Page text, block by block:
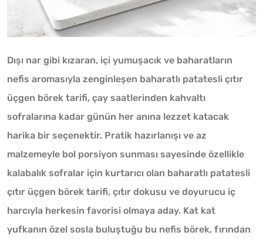
Dışı nar gibi kızaran, içi yumuşacık ve baharatların
nefis aromasıyla zenginleşen baharatlı patatesli çıtır
üçgen börek tarifi, çay saatlerinden kahvaltı
sofralarına kadar günün her anına lezzet katacak
harika bir seçenektir. Pratik hazırlanışı ve az
malzemeyle bol porsiyon sunması sayesinde özellikle
kalabalık sofralar için kurtarıcı olan baharatlı patatesli
çıtır üçgen börek tarifi, çıtır dokusu ve doyurucu iç
harcıyla herkesin favorisi olmaya aday. Kat kat
yufkanın özel sosla buluştuğu bu nefis börek, fırından